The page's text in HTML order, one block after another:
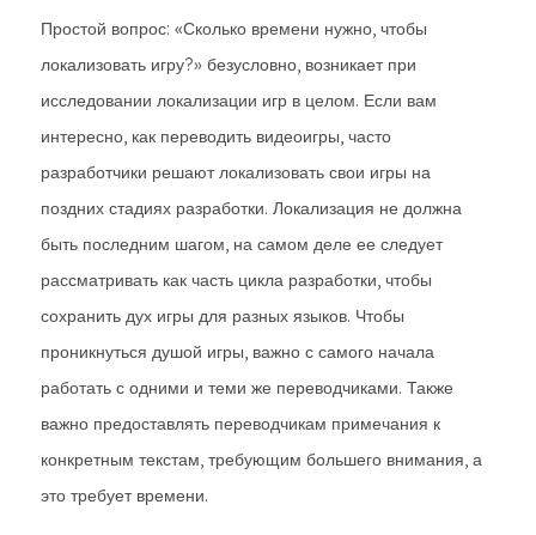
Простой вопрос: «Сколько времени нужно, чтобы
локализовать игру?» безусловно, возникает при
исследовании локализации игр в целом. Если вам
интересно, как переводить видеоигры, часто
разработчики решают локализовать свои игры на
поздних стадиях разработки. Локализация не должна
быть последним шагом, на самом деле ее следует
рассматривать как часть цикла разработки, чтобы
сохранить дух игры для разных языков. Чтобы
проникнуться душой игры, важно с самого начала
работать с одними и теми же переводчиками. Также
важно предоставлять переводчикам примечания к
конкретным текстам, требующим большего внимания, а
это требует времени.